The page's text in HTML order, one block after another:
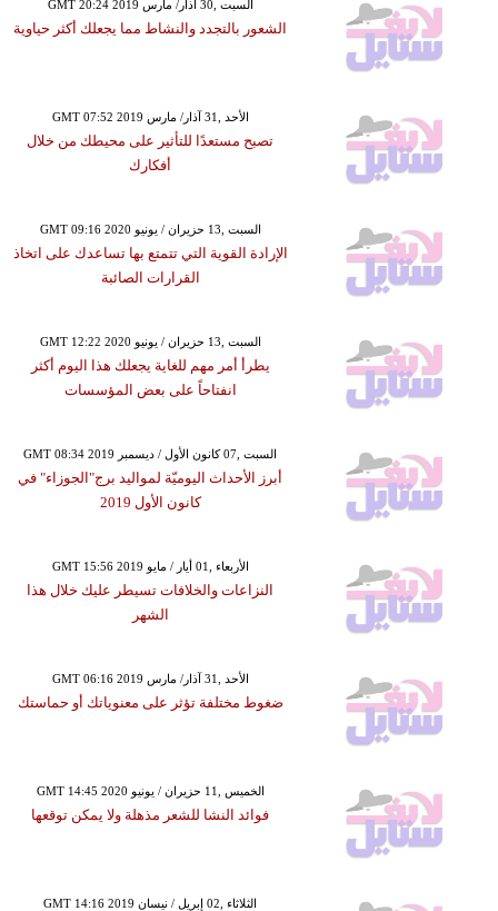
GMT 20:24 2019 السبت ,30 آذار/ مارس
الشعور بالتجدد والنشاط مما يجعلك أكثر حياوية
GMT 07:52 2019 الأحد ,31 آذار/ مارس
تصبح مستعدًا للتأثير على محيطك من خلال
أفكارك
GMT 09:16 2020 السبت ,13 حزيران / يونيو
الإرادة القوية التي تتمتع بها تساعدك على اتخاذ
القرارات الصائبة
GMT 12:22 2020 السبت ,13 حزيران / يونيو
يطرأ أمر مهم للغاية يجعلك هذا اليوم أكثر
انفتاحاً على بعض المؤسسات
GMT 08:34 2019 السبت ,07 كانون الأول / ديسمبر
أبرز الأحداث اليوميّة لمواليد برج"الجوزاء" في
كانون الأول 2019
GMT 15:56 2019 الأربعاء ,01 أيار / مايو
النزاعات والخلافات تسيطر عليك خلال هذا
الشهر
GMT 06:16 2019 الأحد ,31 آذار/ مارس
ضغوط مختلفة تؤثر على معنوياتك أو حماستك
GMT 14:45 2020 الخميس ,11 حزيران / يونيو
فوائد النشا للشعر مذهلة ولا يمكن توقعها
GMT 14:16 2019 الثلاثاء ,02 إبريل / نيسان